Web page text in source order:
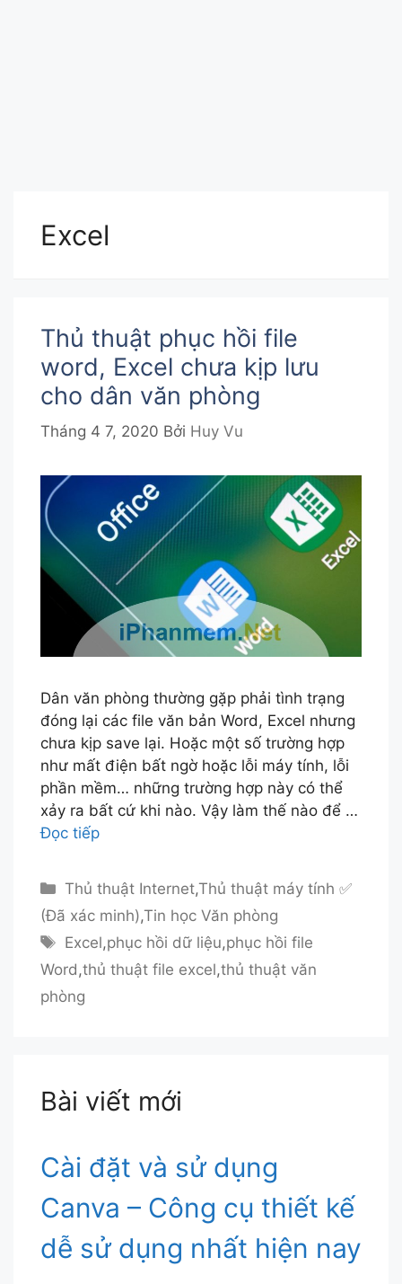
Excel
Thủ thuật phục hồi file
word, Excel chưa kịp lưu
cho dân văn phòng
Tháng 4 7, 2020 Bởi Huy Vu
Dân văn phòng thường gặp phải tình trạng
đóng lại các file văn bản Word, Excel nhưng
chưa kịp save lại. Hoặc một số trường hợp
như mất điện bất ngờ hoặc lỗi máy tính, lỗi
phần mềm… những trường hợp này có thể
xảy ra bất cứ khi nào. Vậy làm thế nào để …
Đọc tiếp
Danh
mục
Thủ thuật Internet,Thủ thuật máy tính ✅
(Đã xác minh),Tin học Văn phòng
Thẻ
Excel,phục hồi dữ liệu,phục hồi file
Word ,thủ thuật file excel,thủ thuật văn
phòng
Bài viết mới
Cài đặt và sử dụng
Canva – Công cụ thiết kế
dễ sử dụng nhất hiện nay